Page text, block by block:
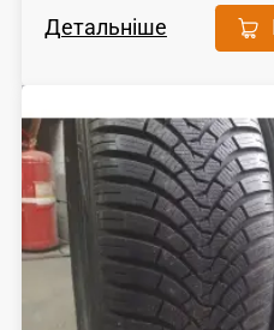
Детальніше